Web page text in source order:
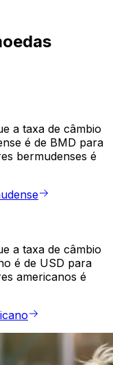
a taxa de câmbio
é de BMD para
bermudenses é
a taxa de câmbio
é de USD para
americanos é